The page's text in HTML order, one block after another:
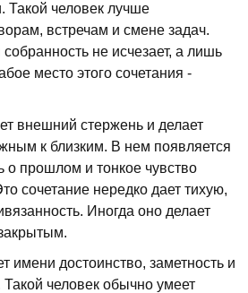
Такой человек лучше
встречам и смене задач.
не исчезает, а лишь
место этого сочетания -
внешний стержень и делает
к близким. В нем появляется
о прошлом и тонкое чувство
сочетание нередко дает тихую,
Иногда оно делает
имени достоинство, заметность и
Такой человек обычно умеет